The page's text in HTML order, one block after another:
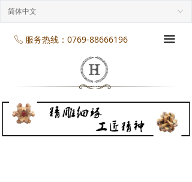
ꂅ 服务热线：0769-88666196 끀
首页
企业介绍
项目服务
ꀅ
简体中文